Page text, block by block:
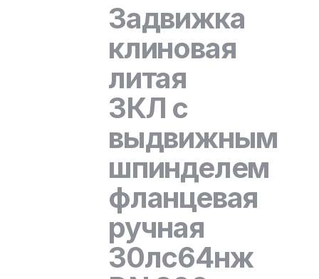
Задвижка
клиновая
литая
ЗКЛ с
выдвижным
шпинделем
фланцевая
ручная
30лс64нж